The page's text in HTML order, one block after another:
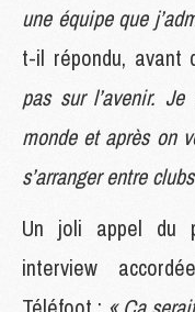
une équipe que
t-il répondu, avant
pas sur l’avenir.
monde et après on
s’arranger entre
Un joli appel du
interview